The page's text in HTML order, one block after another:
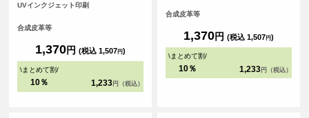
た。内側には交通系ICカードや身分
ットがはいっています。
UVインクジェット印刷
合成皮革等
1,370円 (税込 1,507円)
\まとめて割/
10％ 1,233 円（税込）
ットがはいっています。
合成皮革等
1,370円 (税込 1,507円)
\まとめて割/
10％ 1,233 円（税込）